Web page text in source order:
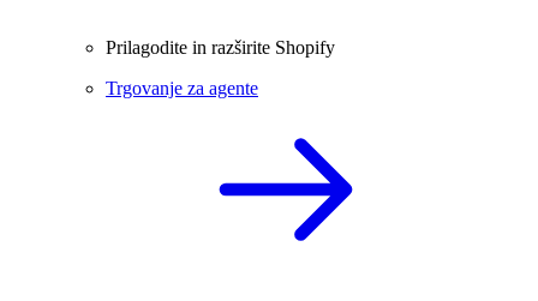
Prilagodite in razširite Shopify
Trgovanje za agente